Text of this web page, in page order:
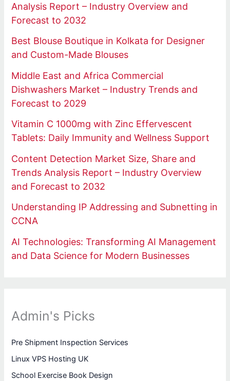
Analysis Report – Industry Overview and
Forecast to 2032
Best Blouse Boutique in Kolkata for Designer
and Custom-Made Blouses
Middle East and Africa Commercial
Dishwashers Market – Industry Trends and
Forecast to 2029
Vitamin C 1000mg with Zinc Effervescent
Tablets: Daily Immunity and Wellness Support
Content Detection Market Size, Share and
Trends Analysis Report – Industry Overview
and Forecast to 2032
Understanding IP Addressing and Subnetting in
CCNA
AI Technologies: Transforming AI Management
and Data Science for Modern Businesses
Admin's Picks
Pre Shipment Inspection Services
Linux VPS Hosting UK
School Exercise Book Design